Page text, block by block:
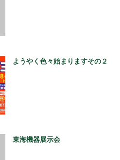
ようやく色々始まりますその２
東海機器展示会